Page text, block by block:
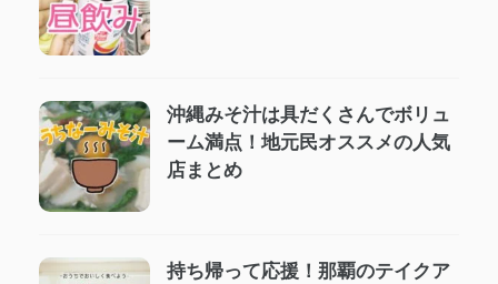
沖縄みそ汁は具だくさんでボリュ
ーム満点！地元民オススメの人気
店まとめ
持ち帰って応援！那覇のテイクア